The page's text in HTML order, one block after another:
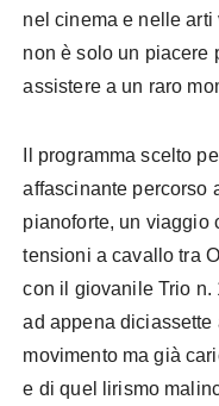
nel cinema e nelle
non è solo un piacere
assistere a un raro
Il programma scelto
affascinante percorso
pianoforte, un viaggio
tensioni a cavallo tra
con il giovanile Trio n.
ad appena
movimento ma già
e di quel lirismo